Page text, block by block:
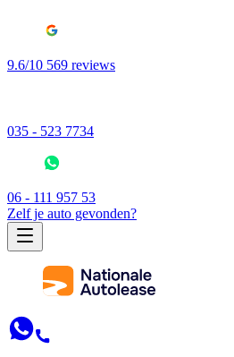
9.6/10 569 reviews
035 - 523 7734
06 - 111 957 53
Zelf je auto gevonden?